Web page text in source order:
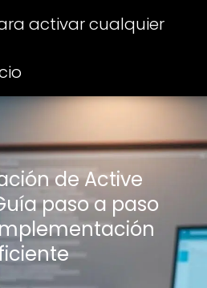
activar cualquier
de Active
paso a paso